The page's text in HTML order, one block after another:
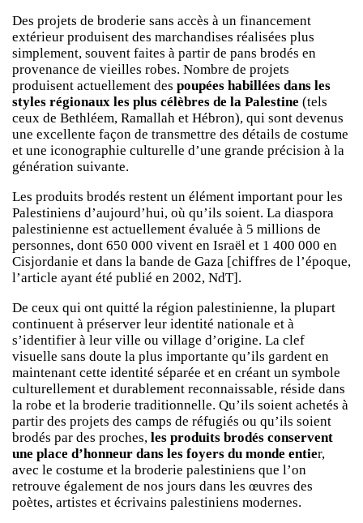
Des projets de broderie sans accès à un financement
extérieur produisent des marchandises réalisées plus
simplement, souvent faites à partir de pans brodés en
provenance de vieilles robes. Nombre de projets
produisent actuellement des poupées habillées dans les
styles régionaux les plus célèbres de la Palestine (tels
ceux de Bethléem, Ramallah et Hébron), qui sont devenus
une excellente façon de transmettre des détails de costume
et une iconographie culturelle d’une grande précision à la
génération suivante.
Les produits brodés restent un élément important pour les
Palestiniens d’aujourd’hui, où qu’ils soient. La diaspora
palestinienne est actuellement évaluée à 5 millions de
personnes, dont 650 000 vivent en Israël et 1 400 000 en
Cisjordanie et dans la bande de Gaza [chiffres de l’époque,
l’article ayant été publié en 2002, NdT].
De ceux qui ont quitté la région palestinienne, la plupart
continuent à préserver leur identité nationale et à
s’identifier à leur ville ou village d’origine. La clef
visuelle sans doute la plus importante qu’ils gardent en
maintenant cette identité séparée et en créant un symbole
culturellement et durablement reconnaissable, réside dans
la robe et la broderie traditionnelle. Qu’ils soient achetés à
partir des projets des camps de réfugiés ou qu’ils soient
brodés par des proches, les produits brodés conservent
une place d’honneur dans les foyers du monde entier,
avec le costume et la broderie palestiniens que l’on
retrouve également de nos jours dans les œuvres des
poètes, artistes et écrivains palestiniens modernes.